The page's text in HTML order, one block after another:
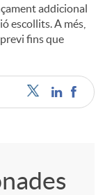
addicional
escollits. A més,
fins que